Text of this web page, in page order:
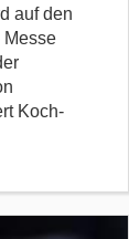
auf den
Messe
Koch-